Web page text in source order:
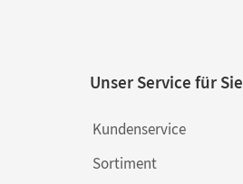
Unser Service für Sie
Kundenservice
Sortiment